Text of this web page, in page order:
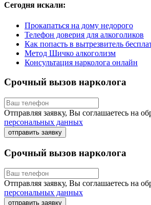
Сегодня искали:
Прокапаться на дому недорого
Телефон доверия для алкоголиков
Как попасть в вытрезвитель
Метод Шичко алкоголизм
Консультация нарколога онлайн
Срочный вызов нарколога
Отправляя заявку, Вы соглашаетесь на
персональных данных
отправить заявку
Срочный вызов нарколога
Отправляя заявку, Вы соглашаетесь на
персональных данных
отправить заявку